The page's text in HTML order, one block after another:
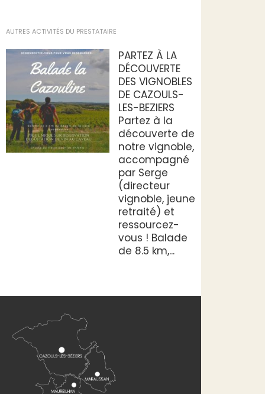
AUTRES ACTIVITÉS DU PRESTATAIRE
PARTEZ À LA
DÉCOUVERTE
DES VIGNOBLES
DE CAZOULS-
LES-BEZIERS
Partez à la
découverte de
notre vignoble,
accompagné
par Serge
(directeur
vignoble, jeune
retraité) et
ressourcez-
vous ! Balade
de 8.5 km,...